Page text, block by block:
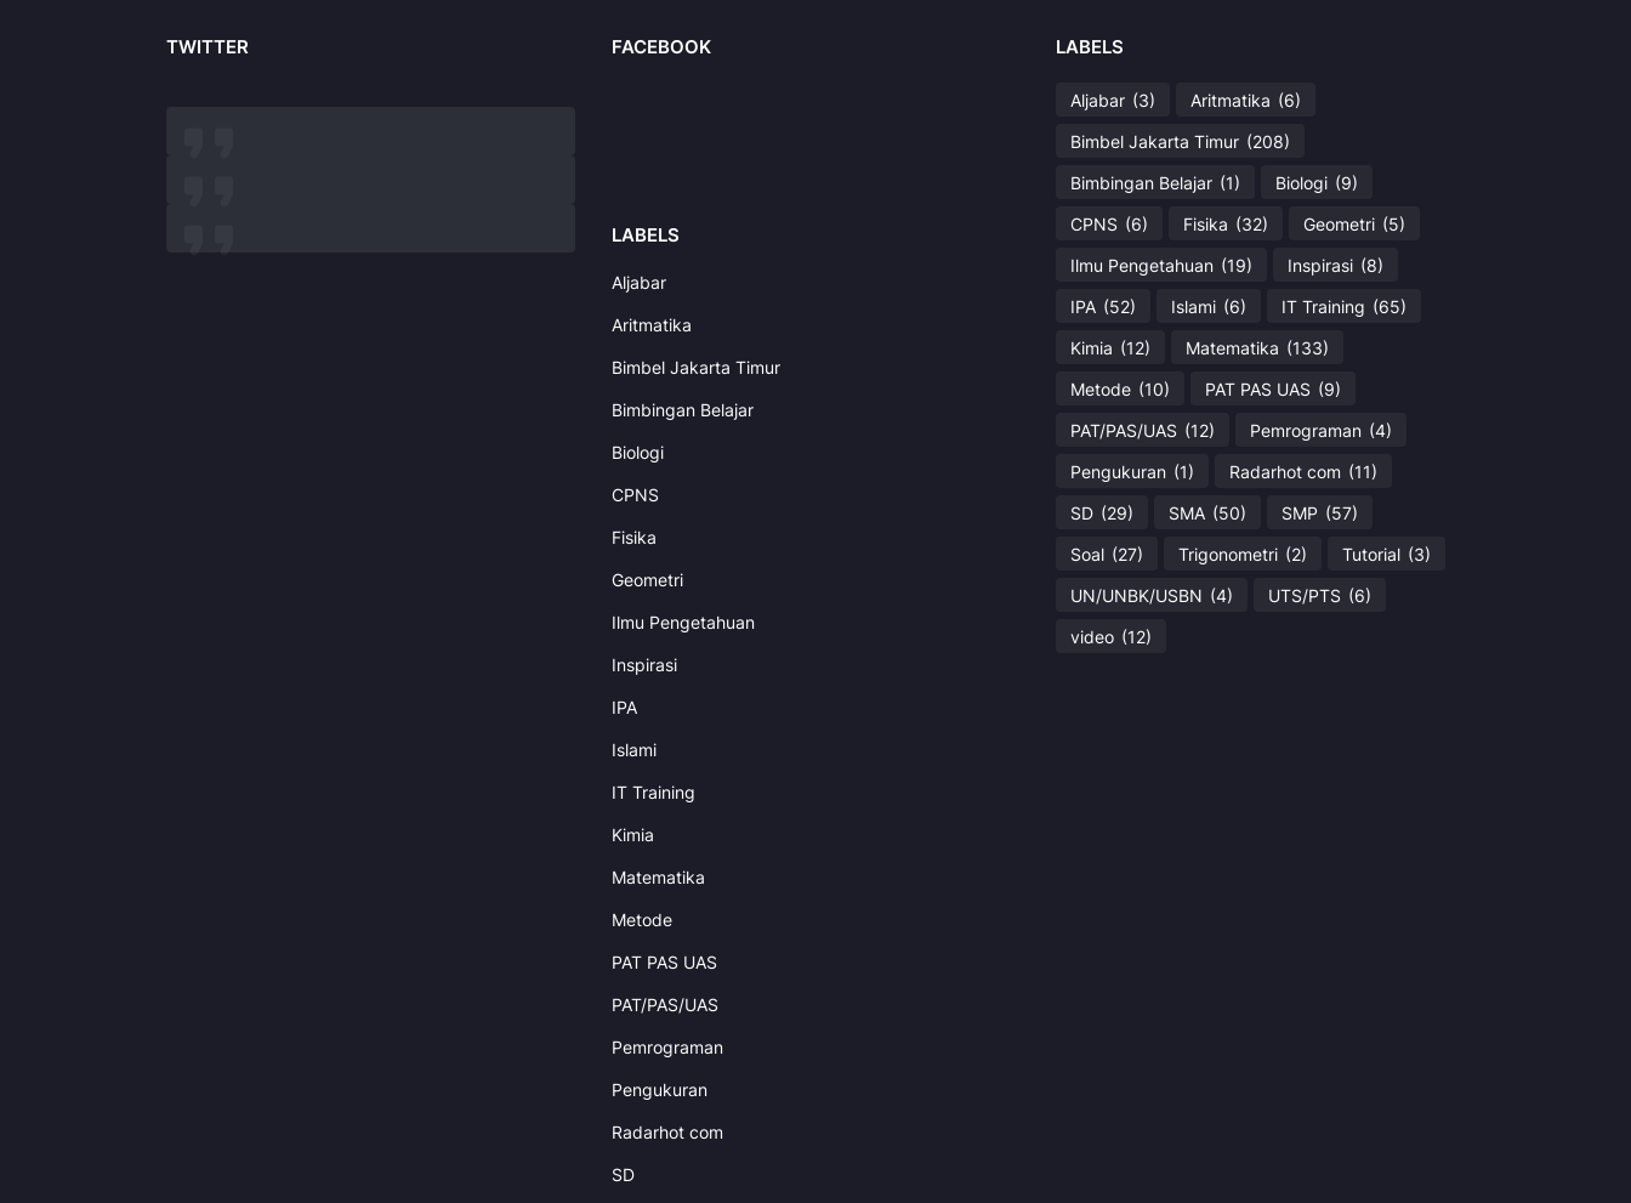
TWITTER FACEBOOK
LABELS
Aljabar
Aritmatika
Bimbel Jakarta Timur
Bimbingan Belajar
Biologi
CPNS
Fisika
Geometri
Ilmu Pengetahuan
Inspirasi
IPA
Islami
IT Training
Kimia
Matematika
Metode
PAT PAS UAS
PAT/PAS/UAS
Pemrograman
Pengukuran
Radarhot com
SD
LABELS
Aljabar (3) Aritmatika (6)
Bimbel Jakarta Timur (208)
Bimbingan Belajar (1) Biologi (9)
CPNS (6) Fisika (32) Geometri (5)
Ilmu Pengetahuan (19) Inspirasi (8)
IPA (52) Islami (6) IT Training (65)
Kimia (12) Matematika (133)
Metode (10) PAT PAS UAS (9)
PAT/PAS/UAS (12) Pemrograman (4)
Pengukuran (1) Radarhot com (11)
SD (29) SMA (50) SMP (57)
Soal (27) Trigonometri (2) Tutorial (3)
UN/UNBK/USBN (4) UTS/PTS (6)
video (12)